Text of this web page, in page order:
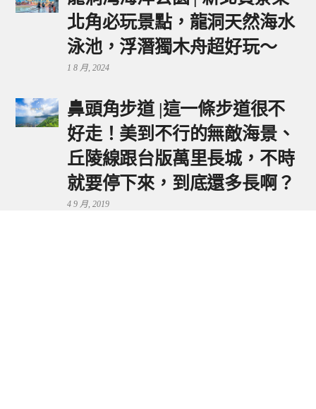
北角必玩景點，龍洞天然海水
泳池，浮潛獨木舟超好玩～
1 8 月, 2024
鼻頭角步道 |這一條步道很不
好走！美到不行的無敵海景、
丘陵線跟台版萬里長城，不時
就要停下來，到底還多長啊？
4 9 月, 2019